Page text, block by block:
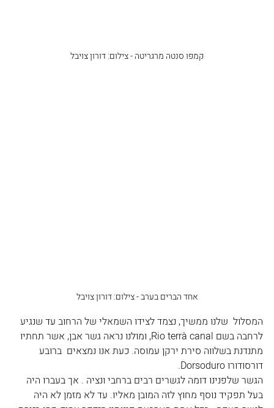
קמפו סנטה מרגריטה - צילום: דורון צויבל
אחד הברים בערב - צילום: דורון צויבל
המסלול  שלנו ממשיך, נצמד לצידו השמאלי של הרחוב עד שנגיע
לרחבה בשם Rio terrà canal, ומולנו נראה גשר אבן, אשר תחתיו
מתנדנת בשלווה סירת ירקן עמוסה. כעת אנו נמצאים  ברובע
דורסודורו Dorsoduro.
הגשר שלפנינו דומה לגשרים רבים ברחבי ונציה . אך בעברו היה
בעל תפקיד נוסף מחוץ לזה המובן מאליו. עד לא מזמן לא היה